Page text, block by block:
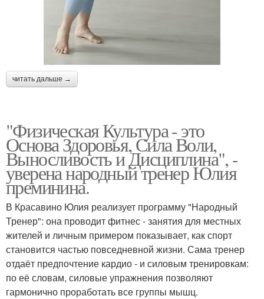
читать дальше →
"Физическая Культура - это
Основа Здоровья, Сила Воли,
Выносливость и Дисциплина", -
уверена народный тренер Юлия
преминина.
В Красавино Юлия реализует программу "Народный
Тренер": она проводит фитнес - занятия для местных
жителей и личным примером показывает, как спорт
становится частью повседневной жизни. Сама тренер
отдаёт предпочтение кардио - и силовым тренировкам:
по её словам, силовые упражнения позволяют
гармонично проработать все группы мышц.